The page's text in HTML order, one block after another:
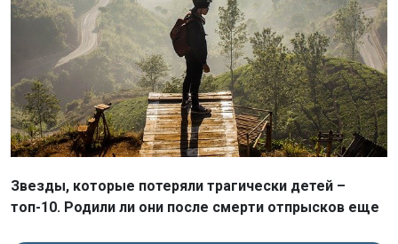
Звезды, которые потеряли трагически детей –
топ-10. Родили ли они после смерти отпрысков еще